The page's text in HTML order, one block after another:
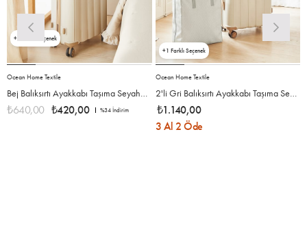
Ocean Home Textile
Bej Balıksırtı Ayakkabı Taşıma Seyahat Çantası 36 x 41 x 20 cm
₺420,00
₺640,00 %34İndirim
Ocean Home Textile
2'li Gri Balıksırtı Ayakkabı Taşıma Seyahat Çantası Seti 36 x 41 x 20 cm
₺1.140,00
3 Al 2 Öde
1